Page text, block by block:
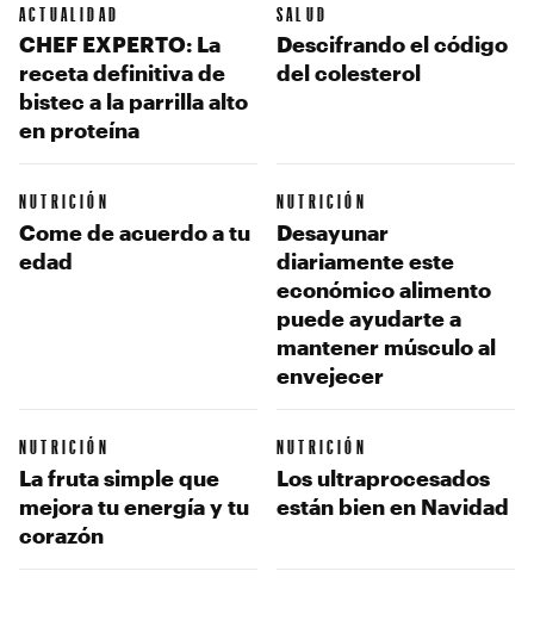
ACTUALIDAD
CHEF EXPERTO: La
receta definitiva de
bistec a la parrilla alto
en proteína
SALUD
Descifrando el código
del colesterol
NUTRICIÓN
Come de acuerdo a tu
edad
NUTRICIÓN
Desayunar
diariamente este
económico alimento
puede ayudarte a
mantener músculo al
envejecer
NUTRICIÓN
La fruta simple que
mejora tu energía y tu
corazón
NUTRICIÓN
Los ultraprocesados
están bien en Navidad